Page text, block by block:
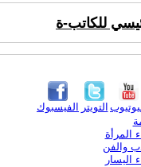
للكاتب-ة
الفيسبوك التويتر
المرأة
والفن
اليسار